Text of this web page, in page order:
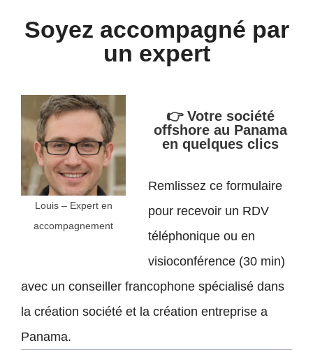
Soyez accompagné par
un expert
Louis – Expert en
accompagnement
👉 Votre société
offshore au Panama
en quelques clics
Remlissez ce formulaire
pour recevoir un RDV
téléphonique ou en
visioconférence (30 min)
avec un conseiller francophone spécialisé dans
la création société et la création entreprise a
Panama.